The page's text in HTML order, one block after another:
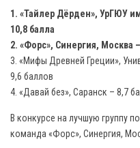
1. «Тайлер Дёрден», УрГЮУ
10,8 балла
2. «Форс», Синергия, Москва
3. «Мифы Древней Греции»,
9,6 баллов
4. «Давай без», Саранск – 8,7
В конкурсе на лучшую группу
команда «Форс», Синергия,